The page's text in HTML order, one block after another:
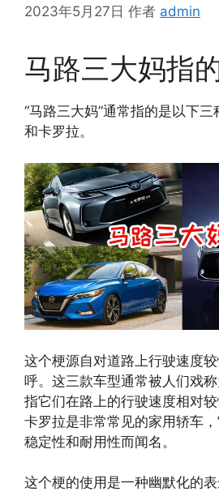
2023年5月27日 作者 admin
马路三大妈指
“马路三大妈”通常指的是以下
和卡罗拉。
这个梗源自对道路上行驶速度
呼。这三款车型通常被人们戏
指它们在路上的行驶速度相对
卡罗拉是非常常见的家用轿车，
稳定性和耐用性而闻名。
这个梗的使用是一种幽默化的